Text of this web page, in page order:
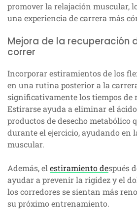
promover la relajación muscular,
una experiencia de carrera más
Mejora de la recuperación
correr
Incorporar estiramientos de los
en una rutina posterior a la
significativamente los tiempos de
Estirarse ayuda a eliminar el
productos de desecho metabólico
durante el ejercicio, ayudando en
muscular.
Además, el estiramiento después
ayudar a prevenir la rigidez y el
los corredores se sientan más
su próximo entrenamiento.